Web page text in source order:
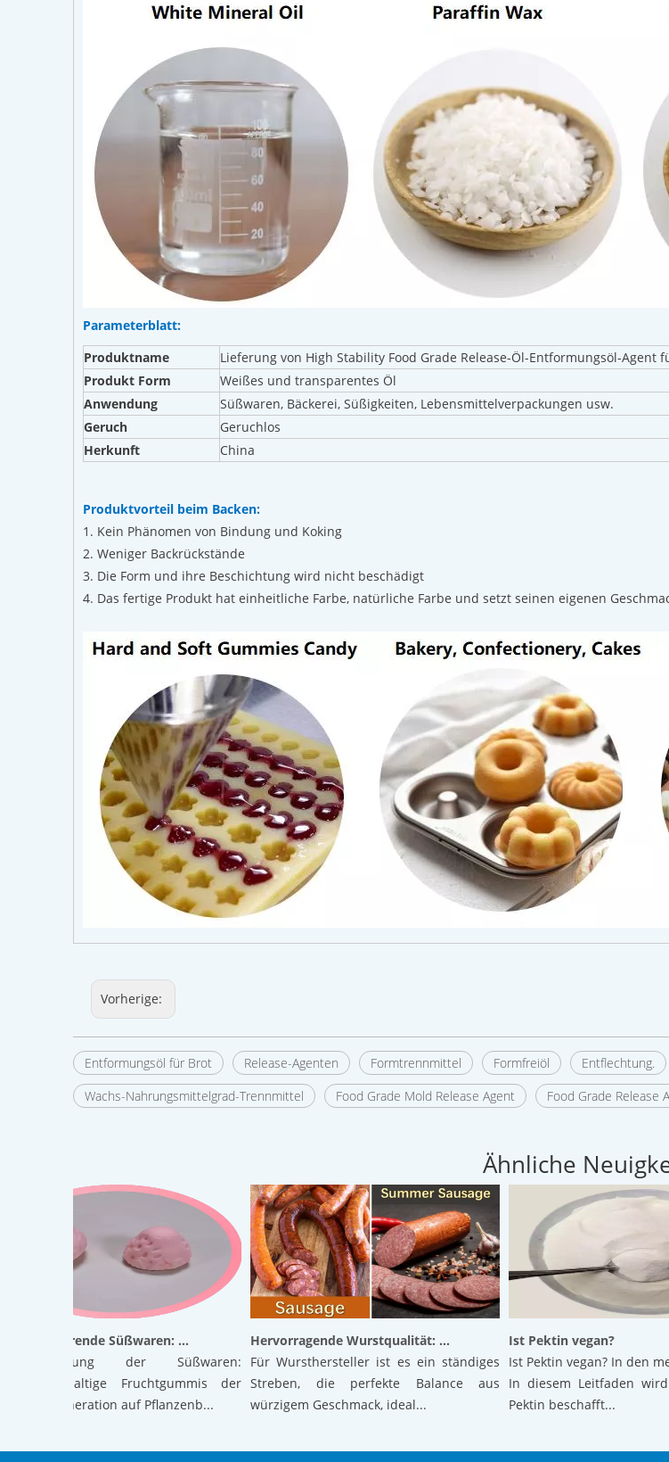
Parameterblatt:
Produktname
Lieferung von High Stability Food Grade Release-Öl-Entformungsöl-Agent
Produkt Form
Weißes und transparentes Öl
Anwendung
Süßwaren, Bäckerei, Süßigkeiten, Lebensmittelverpackungen usw.
Geruch
Geruchlos
Herkunft
China
Produktvorteil beim Backen:
1. Kein Phänomen von Bindung und Koking
2. Weniger Backrückstände
3. Die Form und ihre Beschichtung wird nicht beschädigt
4. Das fertige Produkt hat einheitliche Farbe, natürliche Farbe und setzt seinen eigenen
Vorherige:
Entformungsöl für Brot Release-Agenten Formtrennmittel Formfreiöl Entflechtung.
Wachs-Nahrungsmittelgrad-Trennmittel
Food Grade Mold Release Agent Food Grade Release
Ähnliche
Revolutionierende Süßwaren: Luftige Gummibärchen der nächsten Generation auf pflanzlicher Basis mit hervorragender Textur und Stabilität
der Süßwaren:
Fruchtgummis der
Generation auf Pflanzenb...
Hervorragende Wurstqualität: Die Kraft der verkapselten Zitronensäure
Für Wursthersteller ist es ein ständiges
Streben, die perfekte Balance aus
würzigem Geschmack, ideal...
Ist Pektin vegan?
Ist Pektin vegan? In den
In diesem Leitfaden wird
Pektin beschafft...